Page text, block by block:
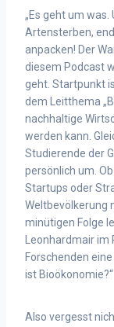
„Es geht um
Artensterben,
anpacken! Der
diesem Podcast
geht. Startpunkt
dem Leitthema
nachhaltige
werden kann.
Studierende der
persönlich um.
Startups oder
Weltbevölkerung
minütigen Folge
Leonhardmair
Forschenden
ist Bioökonomie?“
Also vergesst